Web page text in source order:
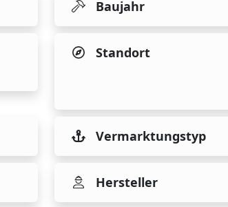
Baujahr
Standort
Vermarktungstyp
Hersteller